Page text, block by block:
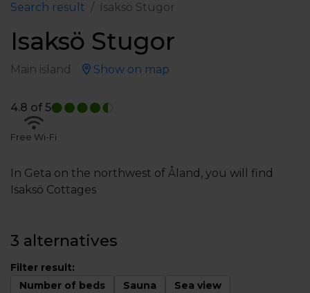
Search result Isaksö Stugor
Isaksö Stugor
Main island Show on map
Free Wi-Fi
4.8 of 5
In Geta on the northwest of Åland, you will find
Isaksö Cottages
3 alternatives
Filter result:
Number of beds
Sauna
Sea view